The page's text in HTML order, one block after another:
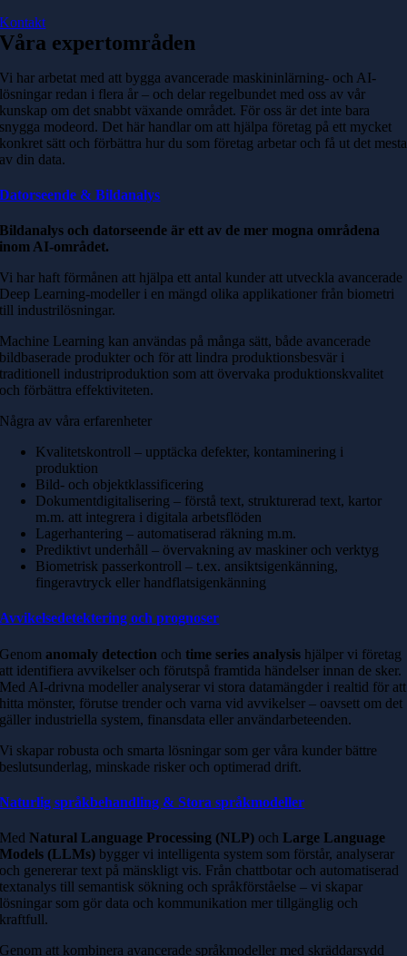
Kontakt
Våra expertområden
Vi har arbetat med att bygga avancerade maskininlärning- och AI-
lösningar redan i flera år – och delar regelbundet med oss ​​av vår
kunskap om det snabbt växande området. För oss är det inte bara
snygga modeord. Det här handlar om att hjälpa företag på ett mycket
konkret sätt och förbättra hur du som företag arbetar och få ut det mesta
av din data.
Datorseende & Bildanalys
Bildanalys och datorseende är ett av de mer mogna områdena
inom AI-området.
Vi har haft förmånen att hjälpa ett antal kunder att utveckla avancerade
Deep Learning-modeller i en mängd olika applikationer från biometri
till industrilösningar.
Machine Learning kan användas på många sätt, både avancerade
bildbaserade produkter och för att lindra produktionsbesvär i
traditionell industriproduktion som att övervaka produktionskvalitet
och förbättra effektiviteten.
Någraav våra erfarenheter
Kvalitetskontroll – upptäcka defekter, kontaminering i
produktion
Bild- och objektklassificering
Dokumentdigitalisering – förstå text, strukturerad text, kartor
m.m. att integrera i digitala arbetsflöden
Lagerhantering – automatiserad räkning m.m.
Prediktivt underhåll – övervakning av maskiner och verktyg
Biometrisk passerkontroll – t.ex. ansiktsigenkänning,
fingeravtryck eller handflatsigenkänning
Avvikelsedetektering och prognoser
Genomanomaly detection ochtime series analysis hjälper vi företag
att identifiera avvikelser och förutspå framtida händelser innan de sker.
Med AI-drivna modeller analyserar vi stora datamängder i realtid för att
hitta mönster, förutse trender och varna vid avvikelser – oavsett om det
gäller industriella system, finansdata eller användarbeteenden.
Vi skapar robusta och smarta lösningar som ger våra kunder bättre
beslutsunderlag, minskade risker och optimerad drift.
Naturlig språkbehandling & Stora språkmodeller
MedNatural Language Processing (NLP) ochLarge Language
Models (LLMs) bygger vi intelligenta system som förstår, analyserar
och genererar text på mänskligt vis. Från chattbotar och automatiserad
textanalys till semantisk sökning och språkförståelse – vi skapar
lösningar som gör data och kommunikation mer tillgänglig och
kraftfull.
Genom att kombinera avancerade språkmodeller med skräddarsydd